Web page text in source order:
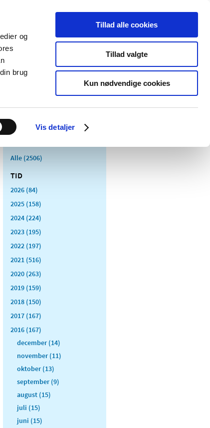
og
brug
Vis detaljer
Tillad alle cookies
Tillad valgte
Kun nødvendige cookies
Særlige
produktområder
Alle (2506)
TID
2026 (84)
2025 (158)
2024 (224)
2023 (195)
2022 (197)
2021 (516)
2020 (263)
2019 (159)
2018 (150)
2017 (167)
2016 (167)
december (14)
november (11)
oktober (13)
september (9)
august (15)
juli (15)
juni (15)